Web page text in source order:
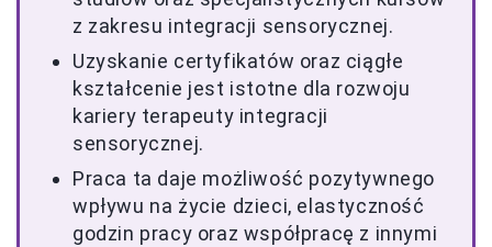
z zakresu integracji sensorycznej.
Uzyskanie certyfikatów oraz ciągłe
kształcenie jest istotne dla rozwoju
kariery terapeuty integracji
sensorycznej.
Praca ta daje możliwość pozytywnego
wpływu na życie dzieci, elastyczność
godzin pracy oraz współpracę z innymi